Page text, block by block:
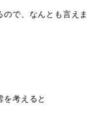
で、なんとも言えま
を考えると